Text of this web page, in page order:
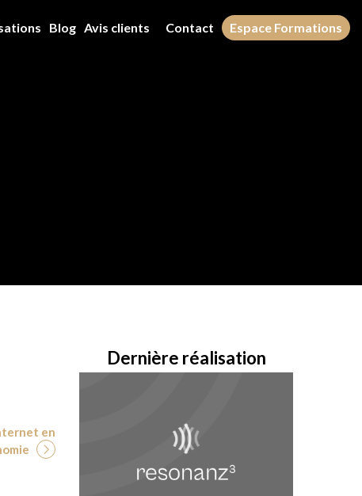
Blog Avis clients Contact Espace Formations
en
Dernière réalisation